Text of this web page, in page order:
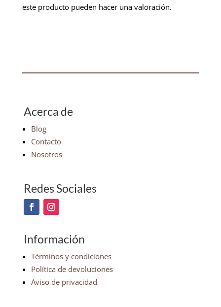
este producto pueden hacer una valoración.
Acerca de
Blog
Contacto
Nosotros
Redes Sociales
Información
Términos y condiciones
Política de devoluciones
Aviso de privacidad